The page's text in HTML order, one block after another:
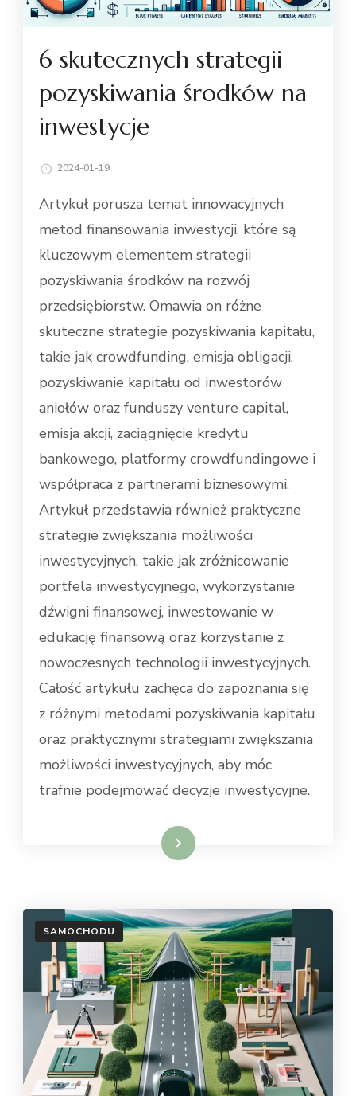
6 skutecznych strategii
pozyskiwania środków na
inwestycje
2024-01-19
Artykuł porusza temat innowacyjnych
metod finansowania inwestycji, które są
kluczowym elementem strategii
pozyskiwania środków na rozwój
przedsiębiorstw. Omawia on różne
skuteczne strategie pozyskiwania kapitału,
takie jak crowdfunding, emisja obligacji,
pozyskiwanie kapitału od inwestorów
aniołów oraz funduszy venture capital,
emisja akcji, zaciągnięcie kredytu
bankowego, platformy crowdfundingowe i
współpraca z partnerami biznesowymi.
Artykuł przedstawia również praktyczne
strategie zwiększania możliwości
inwestycyjnych, takie jak zróżnicowanie
portfela inwestycyjnego, wykorzystanie
dźwigni finansowej, inwestowanie w
edukację finansową oraz korzystanie z
nowoczesnych technologii inwestycyjnych.
Całość artykułu zachęca do zapoznania się
z różnymi metodami pozyskiwania kapitału
oraz praktycznymi strategiami zwiększania
możliwości inwestycyjnych, aby móc
trafnie podejmować decyzje inwestycyjne.
Dowiedz się więcej
SAMOCHODU